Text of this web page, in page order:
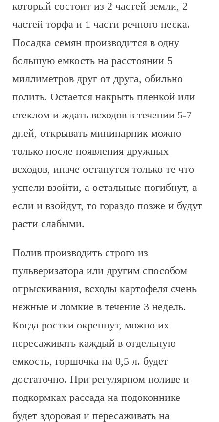
который состоит из 2 частей земли, 2
частей торфа и 1 части речного песка.
Посадка семян производится в одну
большую емкость на расстоянии 5
миллиметров друг от друга, обильно
полить. Остается накрыть пленкой или
стеклом и ждать всходов в течении 5-7
дней, открывать минипарник можно
только после появления дружных
всходов, иначе останутся только те что
успели взойти, а остальные погибнут, а
если и взойдут, то гораздо позже и будут
расти слабыми.
Полив производить строго из
пульверизатора или другим способом
опрыскивания, всходы картофеля очень
нежные и ломкие в течение 3 недель.
Когда ростки окрепнут, можно их
пересаживать каждый в отдельную
емкость, горшочка на 0,5 л. будет
достаточно. При регулярном поливе и
подкормках рассада на подоконнике
будет здоровая и пересаживать на